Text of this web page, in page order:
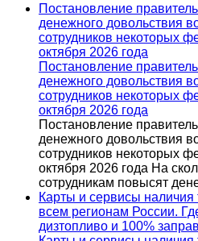
Постановление
денежного довольствия
сотрудников некоторых
октября 2026 года
Постановление
денежного довольствия
сотрудников некоторых
октября 2026 года
Постановление
денежного довольствия
сотрудников некоторых
октября 2026 года На
сотрудникам повысят
Карты и сервисы наличия
всем регионам России.
дизтопливо и 100%